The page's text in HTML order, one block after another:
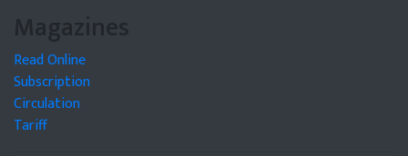
Magazines
Read Online
Subscription
Circulation
Tariff